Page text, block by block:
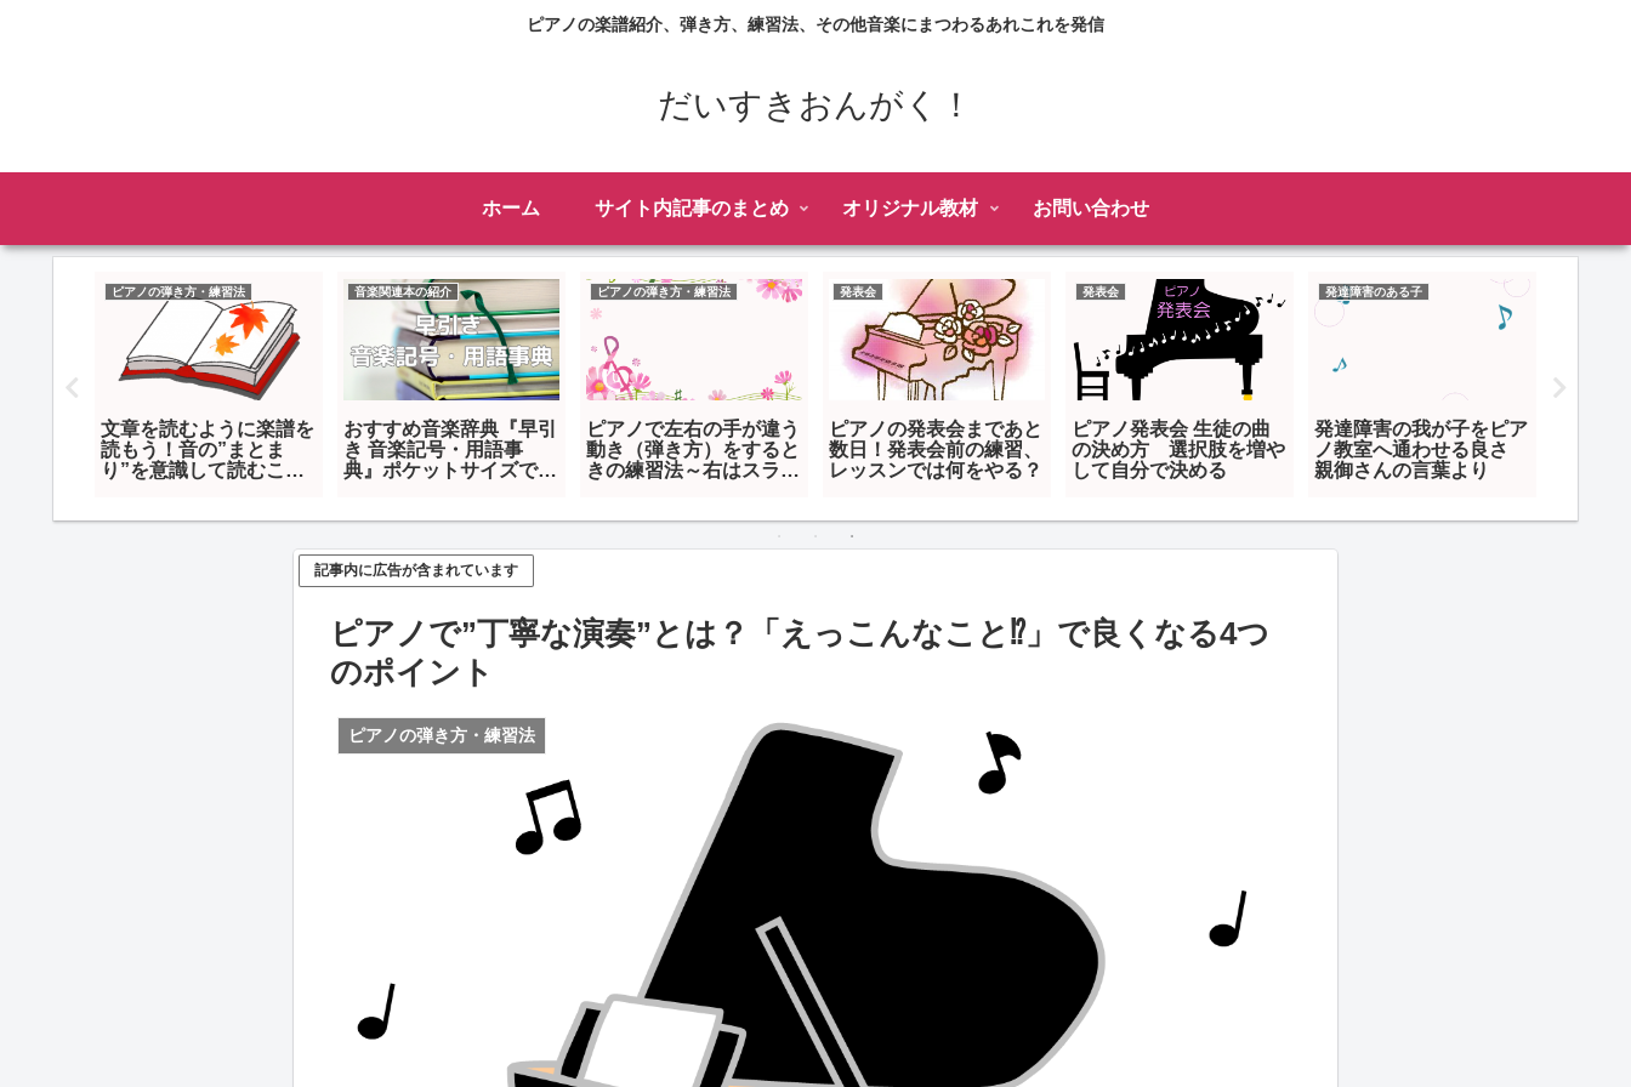
ピアノの楽譜紹介、弾き方、練習法、その他音楽にまつわるあれこれを発信
だいすきおんがく！
ホーム サイト内記事のまとめ オリジナル教材 お問い合わせ
ピアノの弾き方・練習法
文章を読むように楽譜を
読もう！音の”まとま
り”を意識して読むこと
音楽関連本の紹介
おすすめ音楽辞典『早引
き 音楽記号・用語事
典』ポケットサイズで引
ピアノの弾き方・練習法
ピアノで左右の手が違う
動き（弾き方）をすると
きの練習法～右はスラー
発表会
ピアノの発表会まであと
数日！発表会前の練習、
レッスンでは何をやる？
発表会
ピアノ発表会 生徒の曲
の決め方 選択肢を増や
して自分で決める
発達障害のある子
発達障害の我が子をピア
ノ教室へ通わせる良さ
親御さんの言葉より
記事内に広告が含まれています
ピアノで”丁寧な演奏”とは？「えっこんなこと⁉」で良くなる4つ
のポイント
ピアノの弾き方・練習法